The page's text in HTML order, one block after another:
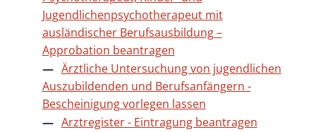
Jugendlichenpsychotherapeut mit
ausländischer Berufsausbildung –
Approbation beantragen
Ärztliche Untersuchung von jugendlichen
Auszubildenden und Berufsanfängern -
Bescheinigung vorlegen lassen
Arztregister - Eintragung beantragen